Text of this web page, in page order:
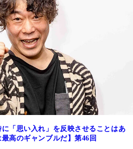
「思い入れ」を反映させることはあ
高のギャンブルだ】第46回